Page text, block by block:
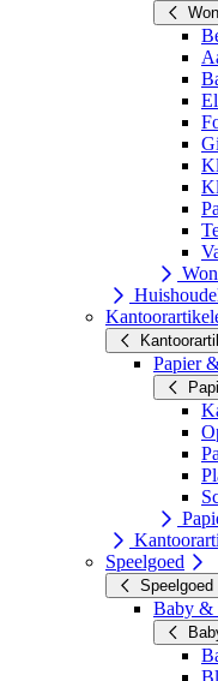
Papier
Speelgoed
Speelgoed
Baby &